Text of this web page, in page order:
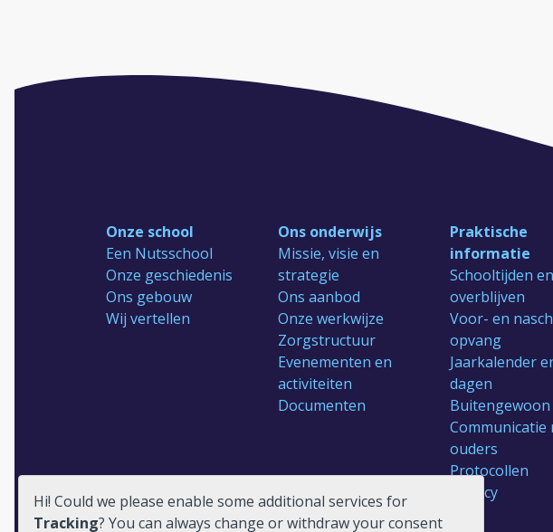
Onze school
Een Nutsschool
Onze geschiedenis
Ons gebouw
Wij vertellen
Ons onderwijs
Missie, visie en
strategie
Ons aanbod
Onze werkwijze
Zorgstructuur
Evenementen en
activiteiten
Documenten
Praktische
informatie
Schooltijden en
overblijven
Voor- en
opvang
Jaarkalender
dagen
Communicatie
ouders
Protocollen
Privacy
Reünie 75 jaar
Hi! Could we please enable some additional services for
Tracking? You can always change or withdraw your consent